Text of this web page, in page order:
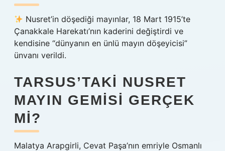
Nusret’in döşediği mayınlar, 18 Mart 1915’te
Çanakkale Harekatı’nın kaderini değiştirdi ve
kendisine “dünyanın en ünlü mayın döşeyicisi”
ünvanı verildi.
TARSUS’TAKI NUSRET
MAYIN GEMISI GERÇEK
MI?
Malatya Arapgirli, Cevat Paşa’nın emriyle Osmanlı